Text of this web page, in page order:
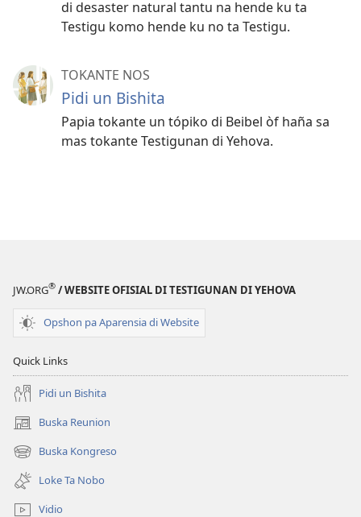
di desaster natural tantu na hende ku ta
Testigu komo hende ku no ta Testigu.
TOKANTE NOS
Pidi un Bishita
Papia tokante un tópiko di Beibel òf haña sa
mas tokante Testigunan di Yehova.
JW.ORG® / WEBSITE OFISIAL DI TESTIGUNAN DI YEHOVA
Opshon pa Aparensia di Website
Quick Links
Pidi un Bishita
Buska Reunion
(opens
new
window)
Buska Kongreso
(opens
new
window)
Loke Ta Nobo
Vidio